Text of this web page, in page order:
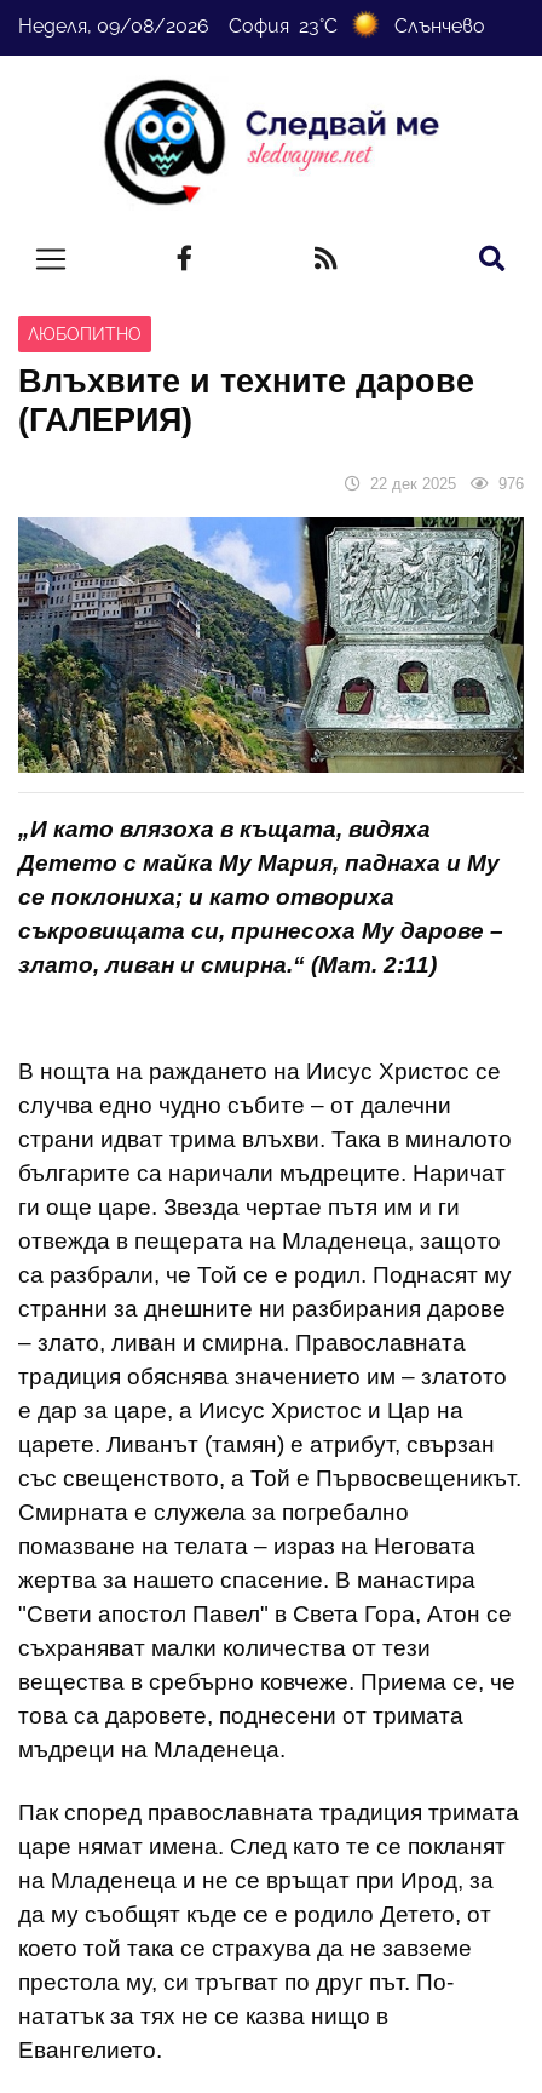
Неделя, 09/08/2026 София 23°C Слънчево
ЛЮБОПИТНО
Влъхвите и техните дарове
(ГАЛЕРИЯ)
22 дек 2025 976
„И като влязоха в къщата, видяха
Детето с майка Му Мария, паднаха и Му
се поклониха; и като отвориха
съкровищата си, принесоха Му дарове –
злато, ливан и смирна.“ (Мат. 2:11)
В нощта на раждането на Иисус Христос се
случва едно чудно събите – от далечни
страни идват трима влъхви. Така в миналото
българите са наричали мъдреците. Наричат
ги още царе. Звезда чертае пътя им и ги
отвежда в пещерата на Младенеца, защото
са разбрали, че Той се е родил. Поднасят му
странни за днешните ни разбирания дарове
– злато, ливан и смирна. Православната
традиция обяснява значението им – златото
е дар за царе, а Иисус Христос и Цар на
царете. Ливанът (тамян) е атрибут, свързан
със свещенството, а Той е Първосвещеникът.
Смирната е служела за погребално
помазване на телата – израз на Неговата
жертва за нашето спасение. В манастира
"Свети апостол Павел" в Света Гора, Атон се
съхраняват малки количества от тези
вещества в сребърно ковчеже. Приема се, че
това са даровете, поднесени от тримата
мъдреци на Младенеца.
Пак според православната традиция тримата
царе нямат имена. След като те се покланят
на Младенеца и не се връщат при Ирод, за
да му съобщят къде се е родило Детето, от
което той така се страхува да не завземе
престола му, си тръгват по друг път. По-
нататък за тях не се казва нищо в
Евангелието.